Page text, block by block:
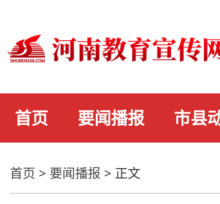
首页 要闻播报 市县
首页 > 要闻播报 > 正文